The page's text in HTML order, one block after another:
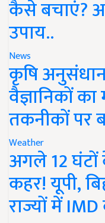
कैसे बचाएं?
उपाय..
News
कृषि
वैज्ञानिकों
तकनीकों पर
Weather
अगले 12 घंटों
कहर! यूपी,
राज्यों में